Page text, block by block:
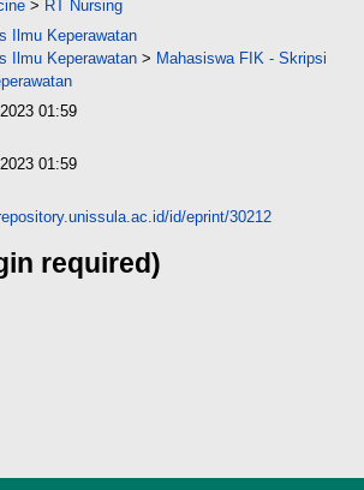
> RT Nursing
Ilmu Keperawatan
Ilmu Keperawatan > Mahasiswa FIK - Skripsi
01:59
01:59
id/eprint/30212
required)